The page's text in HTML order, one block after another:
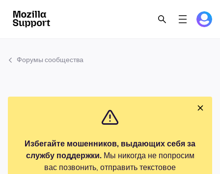
Форумы сообщества
Избегайте мошенников, выдающих себя за
службу поддержки.Мы никогда не попросим
вас позвонить, отправить текстовое